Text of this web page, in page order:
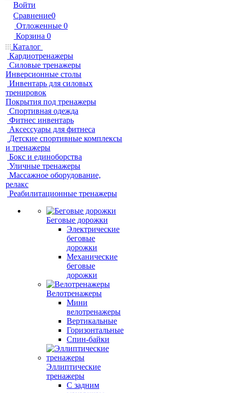
Войти
Сравнение0
Отложенные 0
Корзина 0
Каталог
Кардиотренажеры
Силовые тренажеры
Инверсионные столы
Инвентарь для силовых
тренировок
Покрытия под тренажеры
Спортивная одежда
Фитнес инвентарь
Аксессуары для фитнеса
Детские спортивные комплексы
и тренажеры
Бокс и единоборства
Уличные тренажеры
Массажное оборудование,
релакс
Реабилитационные тренажеры
Беговые дорожки
Электрические
беговые
дорожки
Механические
беговые
дорожки
Велотренажеры
Мини
велотренажеры
Вертикальные
Горизонтальные
Спин-байки
Эллиптические
тренажеры
С задним